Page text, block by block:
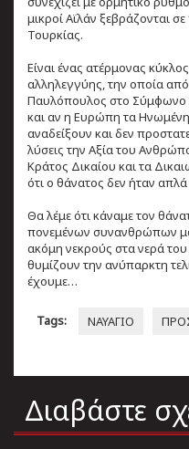
μικροί Αϊλάν ξεβράζονται
Τουρκίας.
Είναι ένας ατέρμονας
αλληλεγγύης, την οποία
Παυλόπουλος στο Σύμφωνο
και αν η Ευρώπη τα
αναδείξουν και δεν
λύσεις την Αξία του
Κράτος Δικαίου και τα
ότι ο θάνατος δεν ήταν
Θα λέμε ότι κάναμε τον
πονεμένων συνανθρώπων
ακόμη νεκρούς στα νερά
θυμίζουν την ανύπαρκτη
έχουμε…
Tags: ΝΑΥΑΓΙΟ
Διαβάστε